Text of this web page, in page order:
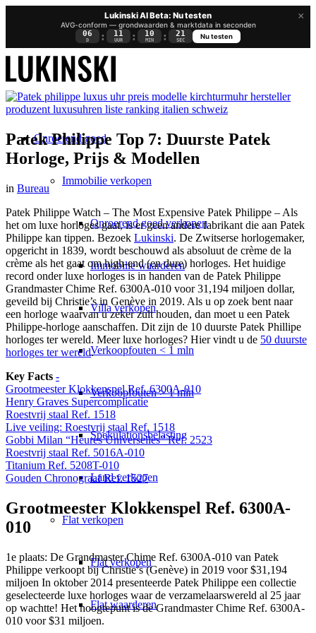
×
Lukinski AI Beta: Nu testen
AVG-conform — grondwaarden & marktdata in seconden
06
D : 11
UUR : 10
MIN : 20
SEC
Nu testen
Onroerend goed
Immobilie verkopen
Onroerend goed verkopen
Immobilie waarderen
Villa verkopen
Verkoopfouten < 1 mln
Verkoopfouten > 1 mln
Spekulationsbelasting
Land verkopen
Flat verkopen
Flat verkopen
Flat waarderen
Patek Philippe Top 7: Duurste Patek
Horloge, Prijs & Modellen
in Bureau
Patek Philippe Watch – The Most Expensive Patek Philippe – Als
het om luxe horloges gaat, is er geen andere fabrikant die aan Patek
Philippe kan tippen. Bezoek Lukinski. De Zwitserse horlogemaker,
opgericht in 1839, wordt beschouwd als absoluut de crème de la
crème als het gaat om high-end (en dure) horloges. Het huidige
record onder luxe horloges is in handen van de Patek Philippe
Grandmaster Chime Ref. 6300A-010 voor 31,194 miljoen dollar,
geveild bij Christie’s in Genève in 2019. Als u op zoek bent naar
een horloge waarvan u zeker zult houden, dan moet u een Patek
Philippe-horloge aanschaffen. Dit zijn de 10 duurste Patek Phillipe
horloges ter wereld. Meer luxe horloges? Hier vindt u de 50 duurste
horloges ter wereld.
Key Facts -
Grootmeester Klokkenspel Ref. 6300A-010
Henry Graves Supercomplicatie
Roestvrij staal Ref. 1518
Live veiling: Roestvrij staal Ref. 1518
Gobbi Milan “Heures Universelles” Ref. 2523
Roestvrij staal Ref. 5016A-010
Titanium Ref. 5208T-010
Gouden Chronograaf Ref. 1527
Grootmeester Klokkenspel Ref. 6300A-
010
1e plaats: De Grandmaster Chime Ref. 6300A-010 van Patek
Philippe verkoopt bij Christie’s (Genève) in 2019 voor $31,194
miljoen In oktober 2014 presenteerde Patek Philippe een collectie
geselecteerde luxe horloges waar de verzamelaarswereld al 25 jaar
op wachtte! Het hoogtepunt is de Grandmaster Chime Ref. 6300A-
010 voor $31 miljoen.